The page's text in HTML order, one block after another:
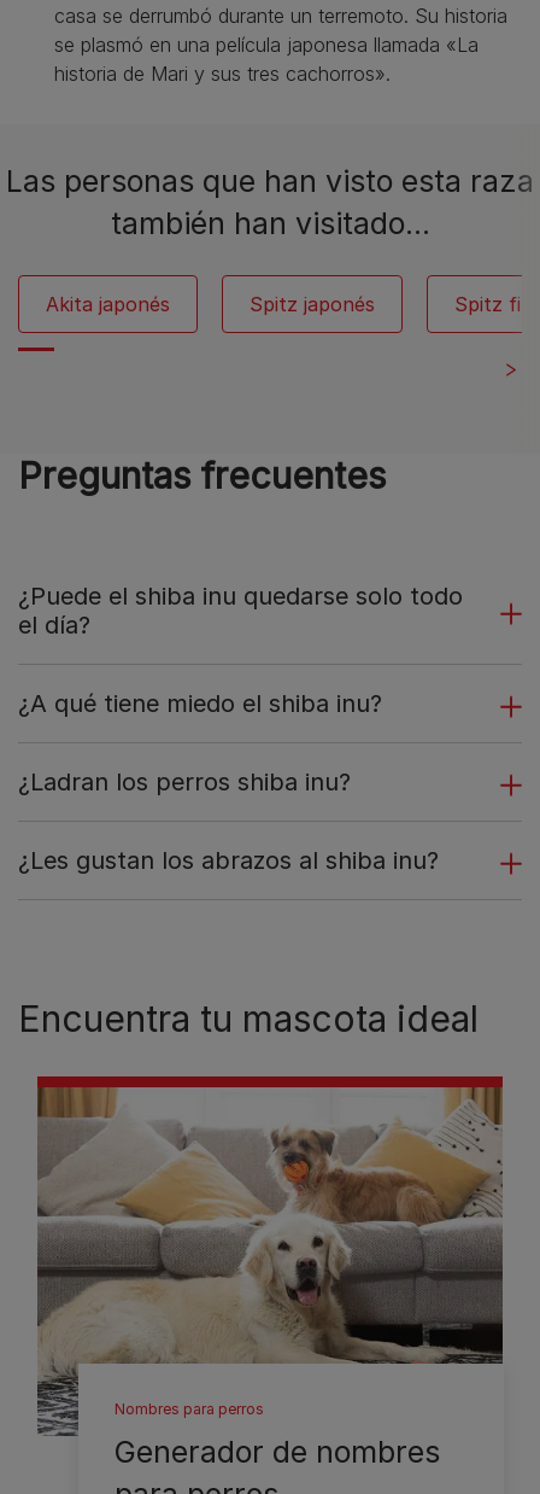
casa se derrumbó durante un terremoto. Su historia
se plasmó en una película japonesa llamada «La
historia de Mari y sus tres cachorros».
Las personas que han visto esta raza
también han visitado…
Akita japonés Spitz japonés Spitz
Preguntas frecuentes
¿Puede el shiba inu quedarse solo todo
el día?
¿A qué tiene miedo el shiba inu?
¿Ladran los perros shiba inu?
¿Les gustan los abrazos al shiba inu?
Encuentra tu mascota ideal
Nombres para perros
Generador de nombres